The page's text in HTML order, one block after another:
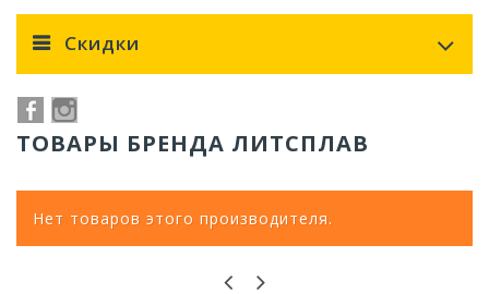
Скидки
ТОВАРЫ БРЕНДА ЛИТСПЛАВ
Нет товаров этого производителя.